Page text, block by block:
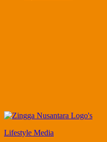
Lifestyle Media